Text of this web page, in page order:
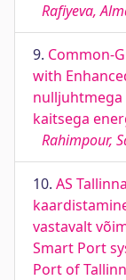
Rafiyeva,
9. Common-
with
kaitsega
Rahimpour,
10. AS
vastavalt
Smart Port
Port of